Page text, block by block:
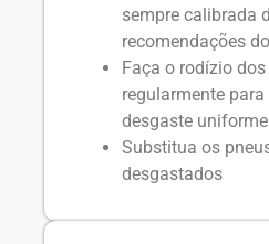
sempre calibrada
recomendações
Faça o rodízio
regularmente
desgaste
Substitua os
desgastados